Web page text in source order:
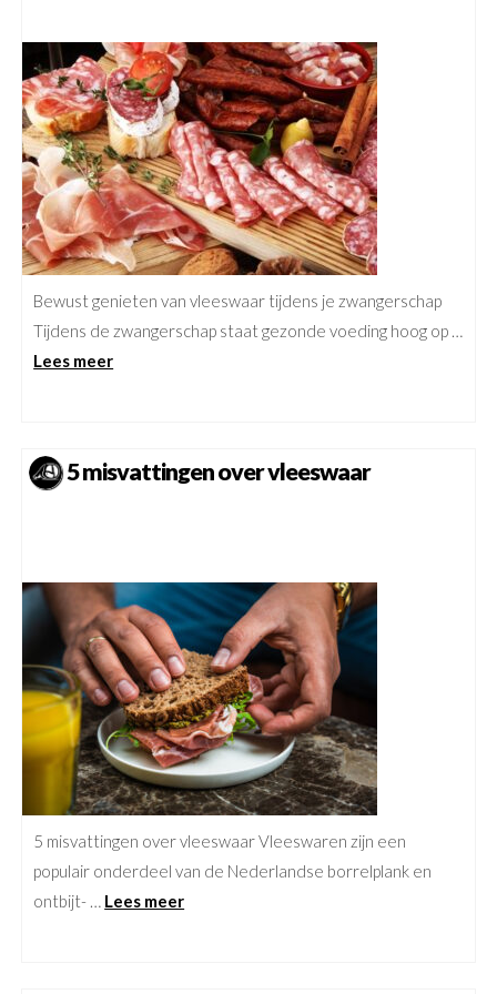
Bewust genieten van vleeswaar tijdens je zwangerschap
Tijdens de zwangerschap staat gezonde voeding hoog op …
Lees meer
5 misvattingen over vleeswaar
5 misvattingen over vleeswaar Vleeswaren zijn een
populair onderdeel van de Nederlandse borrelplank en
ontbijt- … Lees meer